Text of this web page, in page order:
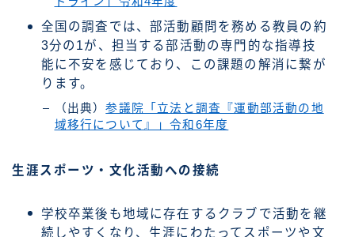
全国の調査では、部活動顧問を務める教員の約
3分の1が、担当する部活動の専門的な指導技
能に不安を感じており、この課題の解消に繋が
ります。
（出典）参議院「立法と調査『運動部活動の地
域移行について』」令和6年度
生涯スポーツ・文化活動への接続
学校卒業後も地域に存在するクラブで活動を継
続しやすくなり、生涯にわたってスポーツや文